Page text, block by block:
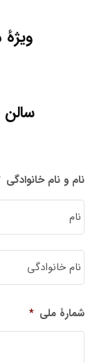
ویژۀ
نام و نام خانوادگی
شمارۀ ملی *